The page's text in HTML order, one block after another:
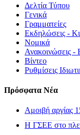
Δελτία Τύπου
Γενικά
Γραμματείες
Εκδηλώσεις -
Νομικά
Ανακοινώσεις -
Βίντεο
Ρυθμίσεις
Πρόσφατα Νέα
Αμοιβή αργίας
H ΓΣΕΕ στο